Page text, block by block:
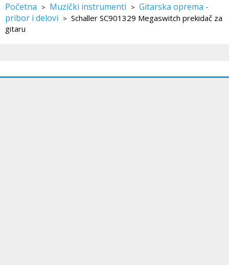
Početna > Muzički instrumenti > Gitarska oprema -
pribor i delovi
> Schaller SC901329 Megaswitch prekidač za
gitaru